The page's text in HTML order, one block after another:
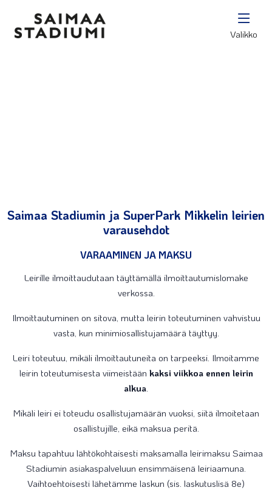
Valikko
Saimaa Stadiumin ja SuperPark Mikkelin leirien
varausehdot
VARAAMINEN JA MAKSU
Leirille ilmoittaudutaan täyttämällä ilmoittautumislomake
verkossa.
Ilmoittautuminen on sitova, mutta leirin toteutuminen vahvistuu
vasta, kun minimiosallistujamäärä täyttyy.
Leiri toteutuu, mikäli ilmoittautuneita on tarpeeksi. Ilmoitamme
leirin toteutumisesta viimeistään kaksi viikkoa ennen leirin
alkua.
Mikäli leiri ei toteudu osallistujamäärän vuoksi, siitä ilmoitetaan
osallistujille, eikä maksua peritä.
Maksu tapahtuu lähtökohtaisesti maksamalla leirimaksu Saimaa
Stadiumin asiakaspalveluun ensimmäisenä leiriaamuna.
Vaihtoehtoisesti lähetämme laskun (sis. laskutuslisä 8e)